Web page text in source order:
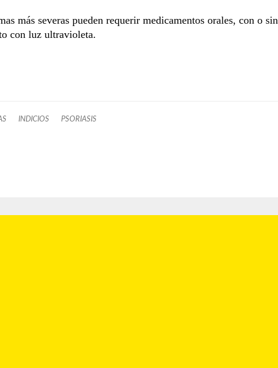
más severas pueden requerir medicamentos orales, con o sin
con luz ultravioleta.
INDICIOS PSORIASIS